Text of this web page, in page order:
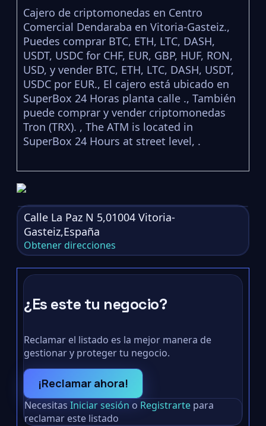
Cajero de criptomonedas en Centro
Comercial Dendaraba en Vitoria-Gasteiz.,
Puedes comprar BTC, ETH, LTC, DASH,
USDT, USDC for CHF, EUR, GBP, HUF, RON,
USD, y vender BTC, ETH, LTC, DASH, USDT,
USDC por EUR., El cajero está ubicado en
SuperBox 24 Horas planta calle ., También
puede comprar y vender criptomonedas
Tron (TRX). , The ATM is located in
SuperBox 24 Hours at street level, .
Calle La Paz N 5,01004 Vitoria-
Gasteiz,España
Obtener direcciones
¿Es este tu negocio?
Reclamar el listado es la mejor manera de
gestionar y proteger tu negocio.
¡Reclamar ahora!
Necesitas Iniciar sesión o Registrarte para
reclamar este listado